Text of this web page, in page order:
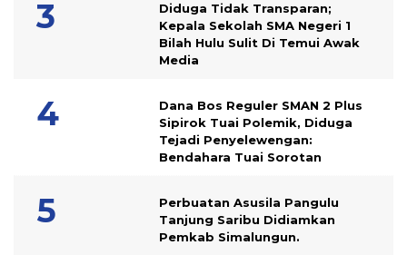
Diduga Tidak Transparan;
Kepala Sekolah SMA Negeri 1
Bilah Hulu Sulit Di Temui Awak
Media
Dana Bos Reguler SMAN 2 Plus
Sipirok Tuai Polemik, Diduga
Tejadi Penyelewengan:
Bendahara Tuai Sorotan
Perbuatan Asusila Pangulu
Tanjung Saribu Didiamkan
Pemkab Simalungun.